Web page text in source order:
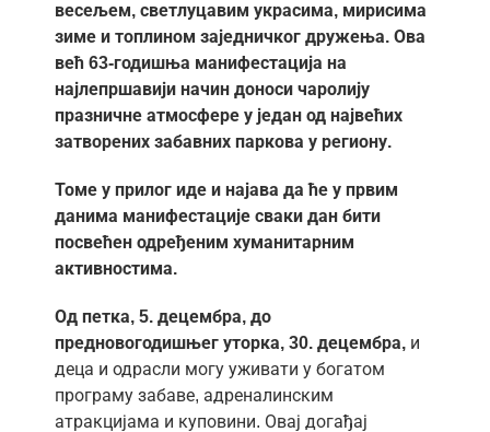
весељем, светлуцавим украсима, мирисима
зиме и топлином заједничког дружења. Ова
већ 63-годишња манифестација на
најлепршавији начин доноси чаролију
празничне атмосфере у један од највећих
затворених забавних паркова у региону.
Томе у прилог иде и најава да ће у првим
данима манифестације сваки дан бити
посвећен одређеним хуманитарним
активностима.
Од петка, 5. децембра, до
предновогодишњег уторка, 30. децембра,и
деца и одрасли могу уживати у богатом
програму забаве, адреналинским
атракцијама и куповини. Овај догађај